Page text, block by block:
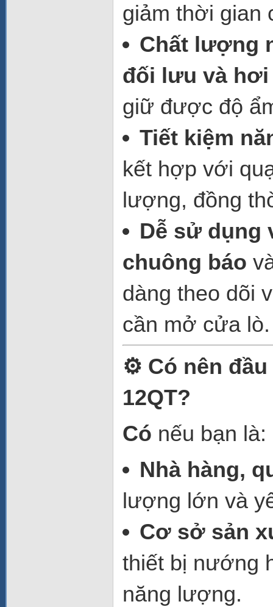
giảm thời gian
Chất lượng
đối lưu và
giữ được độ
Tiết kiệm
kết hợp với
lượng, đồng
Dễ sử dụng
chuông báo
dàng theo dõi
cần mở cửa lò.
⚙️ Có nên
12QT?
Có nếu bạn là:
Nhà hàng,
lượng lớn và
Cơ sở sản
thiết bị nướng
năng lượng.